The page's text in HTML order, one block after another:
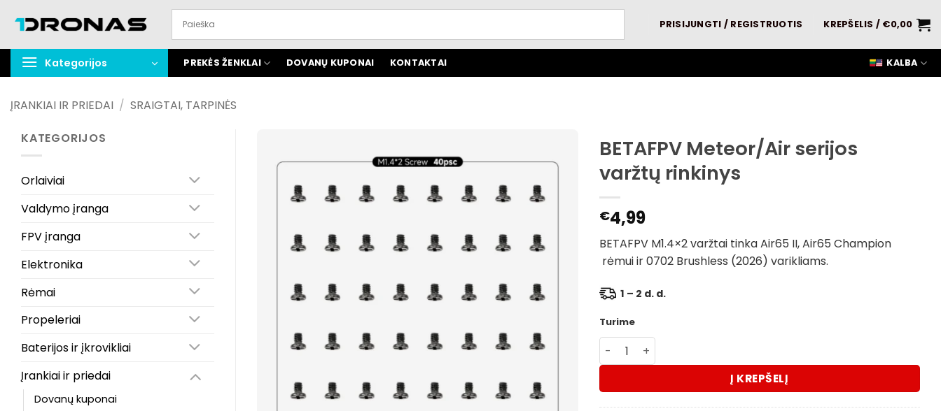
turinį
PRISIJUNGTI / REGISTRUOTIS KREPŠELIS / €0,00
Kategorijos PREKĖS ŽENKLAI DOVANŲ KUPONAI KONTAKTAI KALBA
ĮRANKIAI IR PRIEDAI / SRAIGTAI, TARPINĖS
KATEGORIJOS
Orlaiviai
Valdymo įranga
FPV įranga
Elektronika
Rėmai
Propeleriai
Baterijos ir įkrovikliai
Įrankiai ir priedai
Dovanų kuponai
BETAFPV Meteor/Air serijos
varžtų rinkinys
€4,99
BETAFPV M1.4×2 varžtai tinka Air65 II, Air65 Champion
rėmui ir 0702 Brushless (2026) varikliams.
1 – 2 d. d.
Turime
produkto kiekis: BETAFPV Meteor/Air serijos varžtų rinkinys
Į KREPŠELĮ